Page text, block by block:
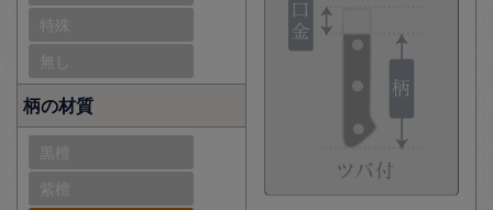
特殊
無し
柄の材質
黒檀
紫檀